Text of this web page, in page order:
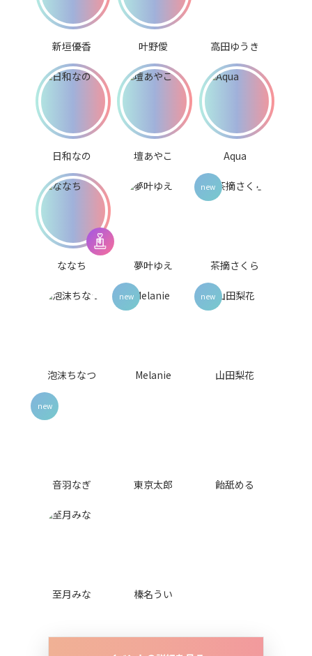
新垣優香 叶野僾 高田ゆうき
日和なの 壇あやこ Aqua
ななち 夢叶ゆえ 茶摘さくら
泡沫ちなつ Melanie 山田梨花
音羽なぎ 東京太郎 飴舐める
至月みな 榛名うい